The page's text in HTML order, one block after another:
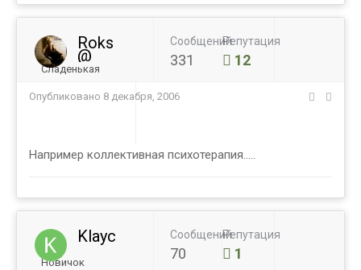
Roks
@
Сладенькая
Сообщений
331
Репутация
12
Опубликовано 8 декабря, 2006
Например коллективная психотерапия.....
Klayc
Новичок
Сообщений
70
Репутация
1